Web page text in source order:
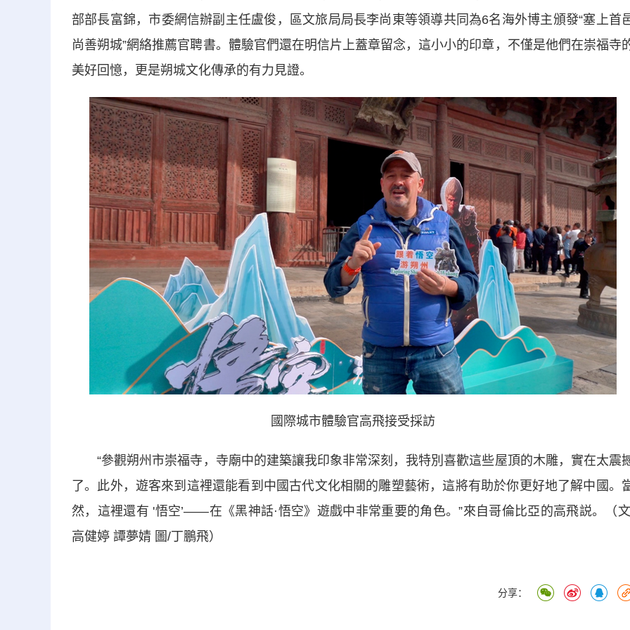
部部長富錦，市委網信辦副主任盧俊，區文旅局局長李尚東等領導共同為6名海外博主頒發“塞上首
尚善朔城”網絡推薦官聘書。體驗官們還在明信片上蓋章留念，這小小的印章，不僅是他們在崇福寺
美好回憶，更是朔城文化傳承的有力見證。
國際城市體驗官高飛接受採訪
“參觀朔州市崇福寺，寺廟中的建築讓我印象非常深刻，我特別喜歡這些屋頂的木雕，實在太震
了。此外，遊客來到這裡還能看到中國古代文化相關的雕塑藝術，這將有助於你更好地了解中國。
然，這裡還有 '悟空’——在《黑神話·悟空》遊戲中非常重要的角色。”來自哥倫比亞的高飛説。（
高健婷 譚夢婧 圖/丁鵬飛）
分享：